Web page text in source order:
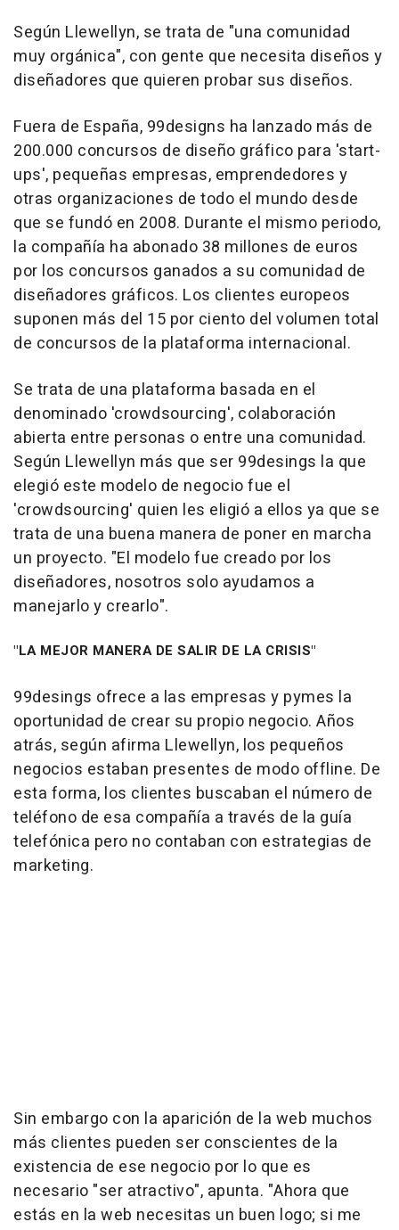
Según Llewellyn, se trata de "una comunidad
muy orgánica", con gente que necesita diseños y
diseñadores que quieren probar sus diseños.
Fuera de España, 99designs ha lanzado más de
200.000 concursos de diseño gráfico para 'start-
ups', pequeñas empresas, emprendedores y
otras organizaciones de todo el mundo desde
que se fundó en 2008. Durante el mismo periodo,
la compañía ha abonado 38 millones de euros
por los concursos ganados a su comunidad de
diseñadores gráficos. Los clientes europeos
suponen más del 15 por ciento del volumen total
de concursos de la plataforma internacional.
Se trata de una plataforma basada en el
denominado 'crowdsourcing', colaboración
abierta entre personas o entre una comunidad.
Según Llewellyn más que ser 99desings la que
elegió este modelo de negocio fue el
'crowdsourcing' quien les eligió a ellos ya que se
trata de una buena manera de poner en marcha
un proyecto. "El modelo fue creado por los
diseñadores, nosotros solo ayudamos a
manejarlo y crearlo".
"LA MEJOR MANERA DE SALIR DE LA CRISIS"
99desings ofrece a las empresas y pymes la
oportunidad de crear su propio negocio. Años
atrás, según afirma Llewellyn, los pequeños
negocios estaban presentes de modo offline. De
esta forma, los clientes buscaban el número de
teléfono de esa compañía a través de la guía
telefónica pero no contaban con estrategias de
marketing.
Sin embargo con la aparición de la web muchos
más clientes pueden ser conscientes de la
existencia de ese negocio por lo que es
necesario "ser atractivo", apunta. "Ahora que
estás en la web necesitas un buen logo; si me